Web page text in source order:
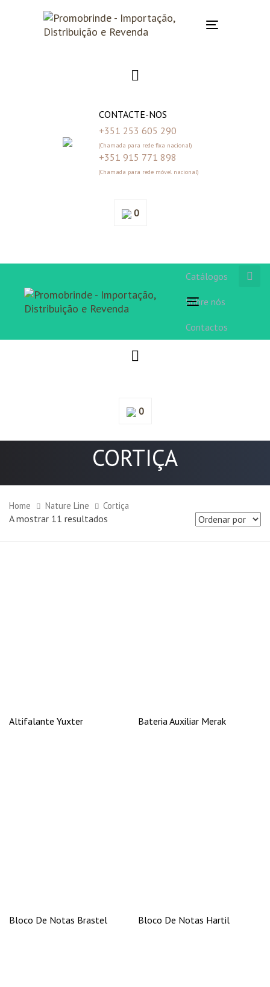
Toggle
CONTACTE-NOS
+351 253 605 290
(Chamada para rede fixa nacional)
+351 915 771 898
(Chamada para rede móvel nacional)
0
Toggle
Catálogos
Sobre nós
Contactos
0
CORTIÇA
Home Nature Line Cortiça
A mostrar 11 resultados
Altifalante Yuxter Bateria Auxiliar Merak
Bloco De Notas Brastel Bloco De Notas Hartil